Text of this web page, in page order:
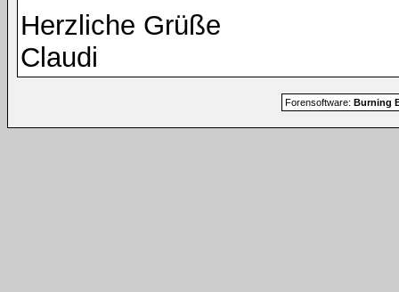
Herzliche Grüße
Claudi
Forensoftware: Burning